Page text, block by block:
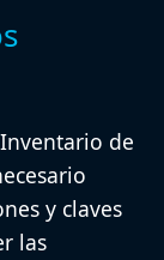
de
y claves
las